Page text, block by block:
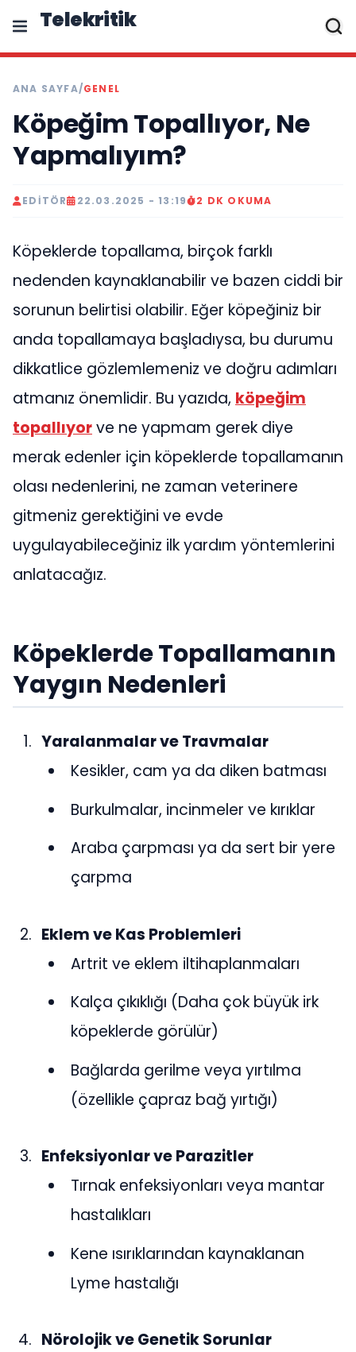
Telekritik
ANA SAYFA/GENEL
Köpeğim Topallıyor, Ne
Yapmalıyım?
EDITÖR 22.03.2025 - 13:19 2 DK OKUMA
Köpeklerde topallama, birçok farklı
nedenden kaynaklanabilir ve bazen ciddi bir
sorunun belirtisi olabilir. Eğer köpeğiniz bir
anda topallamaya başladıysa, bu durumu
dikkatlice gözlemlemeniz ve doğru adımları
atmanız önemlidir. Bu yazıda, köpeğim
topallıyorve ne yapmam gerek diye
merak edenler için köpeklerde topallamanın
olası nedenlerini, ne zaman veterinere
gitmeniz gerektiğini ve evde
uygulayabileceğiniz ilk yardım yöntemlerini
anlatacağız.
Köpeklerde Topallamanın
Yaygın Nedenleri
Yaralanmalar ve Travmalar
Kesikler, cam ya da diken batması
Burkulmalar, incinmeler ve kırıklar
Araba çarpması ya da sert bir yere
çarpma
Eklem ve Kas Problemleri
Artrit ve eklem iltihaplanmaları
Kalça çıkıklığı (Daha çok büyük irk
köpeklerde görülür)
Bağlarda gerilme veya yırtılma
(özellikle çapraz bağ yırtığı)
Enfeksiyonlar ve Parazitler
Tırnak enfeksiyonları veya mantar
hastalıkları
Kene ısırıklarından kaynaklanan
Lyme hastalığı
Nörolojik ve Genetik Sorunlar